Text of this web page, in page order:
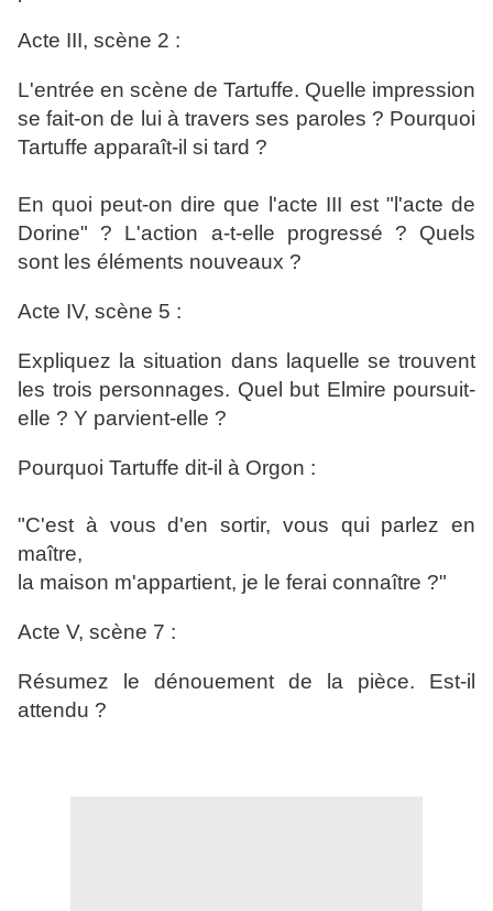
Acte III, scène 2 :
L'entrée en scène de Tartuffe. Quelle impression
se fait-on de lui à travers ses paroles ? Pourquoi
Tartuffe apparaît-il si tard ?
En quoi peut-on dire que l'acte III est "l'acte de
Dorine" ? L'action a-t-elle progressé ? Quels
sont les éléments nouveaux ?
Acte IV, scène 5 :
Expliquez la situation dans laquelle se trouvent
les trois personnages. Quel but Elmire poursuit-
elle ? Y parvient-elle ?
Pourquoi Tartuffe dit-il à Orgon :
"C'est à vous d'en sortir, vous qui parlez en
maître,
la maison m'appartient, je le ferai connaître ?"
Acte V, scène 7 :
Résumez le dénouement de la pièce. Est-il
attendu ?